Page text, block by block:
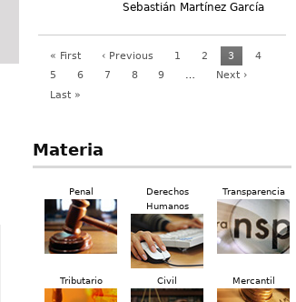
Sebastián Martínez García
« First ‹ Previous 1 2 3
4
5
6 7 8 9 …
Next ›
Last »
Materia
Penal
Derechos
Humanos
Transparencia
Tributario Civil Mercantil